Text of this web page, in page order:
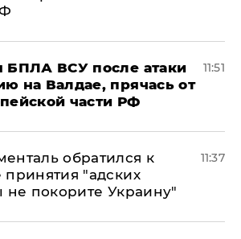
БПЛА ВСУ после атаки
на Валдае, прячась от
части РФ
11:51
обратился к
принятия "адских
не покорите Украину"
11:37